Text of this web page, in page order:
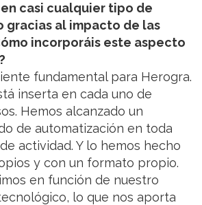
casi cualquier tipo de
gracias al impacto de las
incorporáis este aspecto
fundamental para Herogra.
inserta en cada uno de
Hemos alcanzado un
de automatización en toda
actividad. Y lo hemos hecho
y con un formato propio.
en función de nuestro
lo que nos aporta